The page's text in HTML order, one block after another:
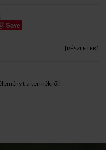
Save
[RÉSZLETEK]
a termékről!